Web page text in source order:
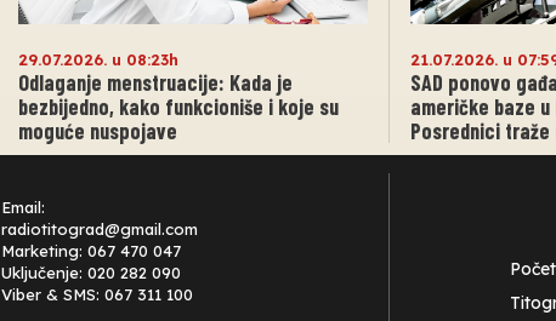
29.07.2026. u 08:23h
Odlaganje menstruacije: Kada je
bezbijedno, kako funkcioniše i koje su
moguće nuspojave
21.07.2026. u
SAD ponovo
američke baze
Posrednici
Email:
radiotitograd@gmail.com
Marketing: 067 470 047
Uključenje: 020 282 090
Viber & SMS: 067 311 100